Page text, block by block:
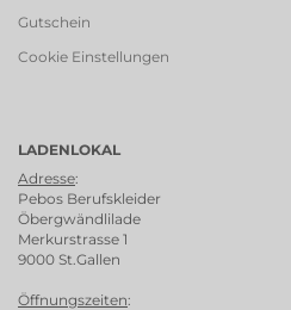
Gutschein
Cookie Einstellungen
LADENLOKAL
Adresse:
Pebos Berufskleider
Öbergwändlilade
Merkurstrasse 1
9000 St.Gallen
Öffnungszeiten: